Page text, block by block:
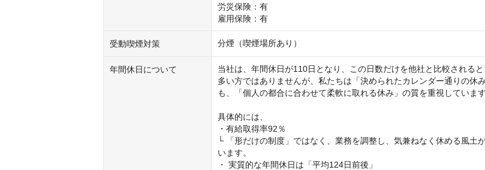
労災保険：有
雇用保険：有
受動喫煙対策 分煙（喫煙場所あり）
年間休日について
当社は、年間休日が110日となり、この日数だけを他社と比較される
多い方ではありませんが、私たちは「決められたカレンダー通りの休
も、「個人の都合に合わせて柔軟に取れる休み」の質を重視しています
具体的には、
・有給取得率92％
└ 「形だけの制度」ではなく、業務を調整し、気兼ねなく休める風土
います。
・ 実質的な年間休日は「平均124日前後」